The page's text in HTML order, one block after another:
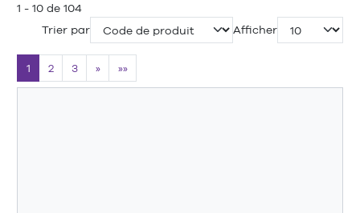
1 - 10 de 104
Trier par
Afficher
1 2 3 » »»